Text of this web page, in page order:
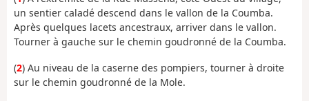
un sentier caladé descend dans le vallon de la Coumba.
Après quelques lacets ancestraux, arriver dans le vallon.
Tourner à gauche sur le chemin goudronné de la Coumba.
(2) Au niveau de la caserne des pompiers, tourner à droite
sur le chemin goudronné de la Mole.